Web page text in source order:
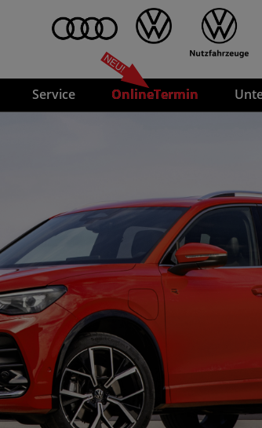
Service OnlineTermin